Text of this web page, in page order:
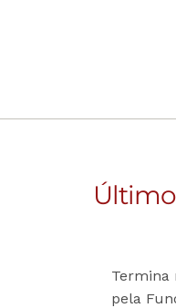
Termina
pela